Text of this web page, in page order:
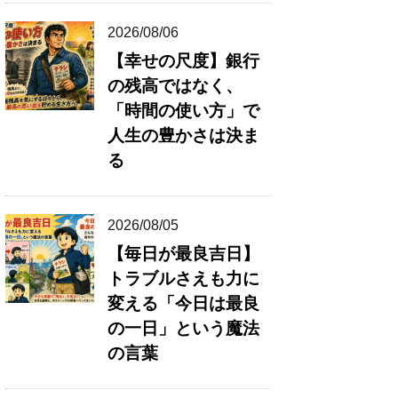
2026/08/06
【幸せの尺度】銀行
の残高ではなく、
「時間の使い方」で
人生の豊かさは決ま
る
2026/08/05
【毎日が最良吉日】
トラブルさえも力に
変える「今日は最良
の一日」という魔法
の言葉